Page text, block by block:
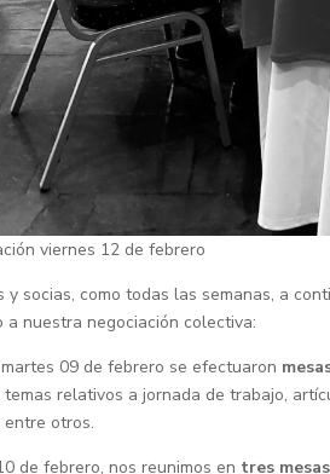
viernes 12 de febrero
y socias, como todas las semanas, a
a nuestra negociación colectiva:
09 de febrero se efectuaron
relativos a jornada de trabajo,
entre otros.
de febrero, nos reunimos en tres